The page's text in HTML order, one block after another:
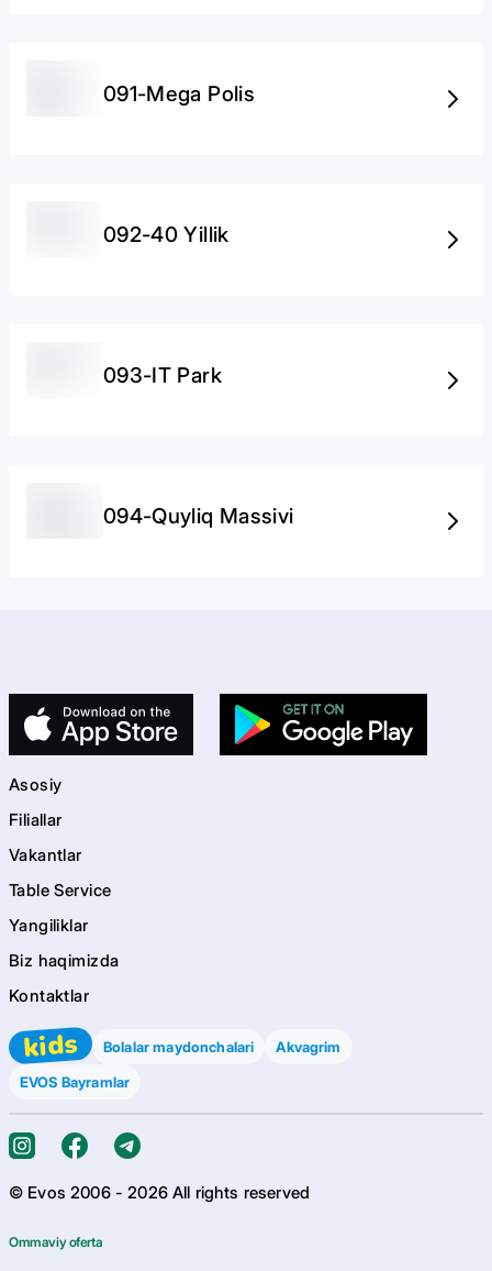
091-Mega Polis
092-40 Yillik
093-IT Park
094-Quyliq Massivi
Asosiy
Filiallar
Vakantlar
Table Service
Yangiliklar
Biz haqimizda
Kontaktlar
kids Bolalar maydonchalari
Akvagrim
EVOS Bayramlar
© Evos 2006 -2026All rights reserved
Ommaviy oferta